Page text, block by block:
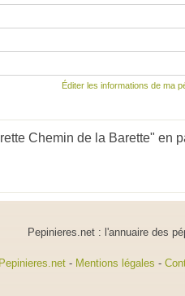
Éditer les informations de ma
Chemin de la Barette" en
Pepinieres.net : l'annuaire des
Pepinieres.net - Mentions légales -